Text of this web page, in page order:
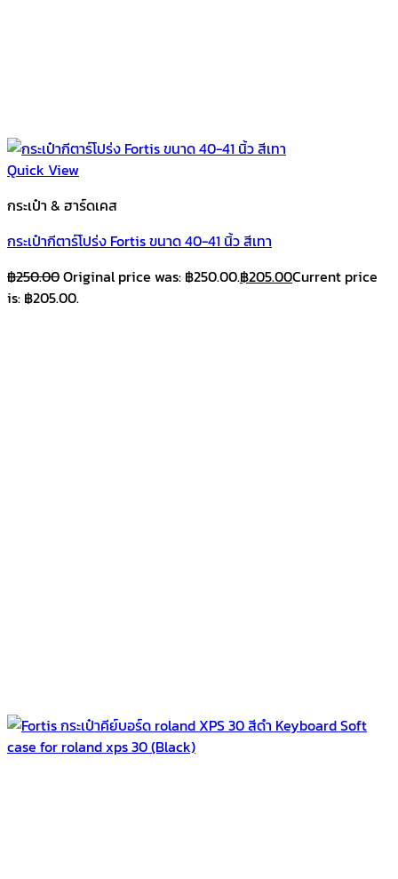
Quick View
กระเป๋า & ฮาร์ดเคส
กระเป๋ากีตาร์โปร่ง Fortis ขนาด 40-41 นิ้ว สีเทา
฿250.00Original price was: ฿250.00.฿205.00Current price
is: ฿205.00.